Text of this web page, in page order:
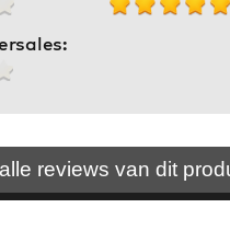
reviews van dit